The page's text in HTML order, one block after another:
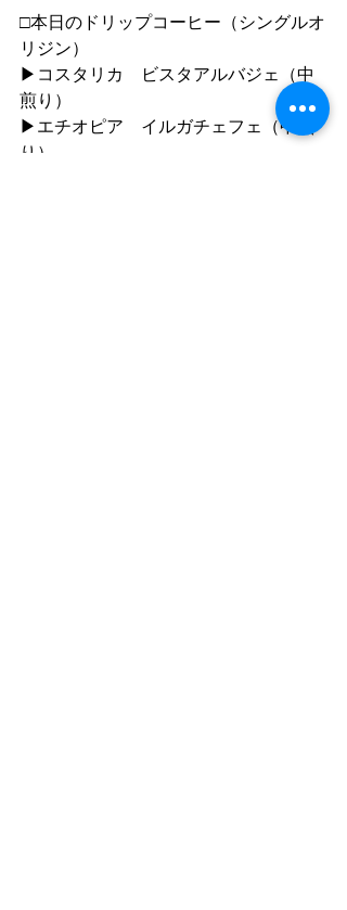
□本日のドリップコーヒー（シングルオ
リジン）
▶︎コスタリカ　ビスタアルバジェ（中
煎り）
▶︎エチオピア　イルガチェフェ（中煎
り）